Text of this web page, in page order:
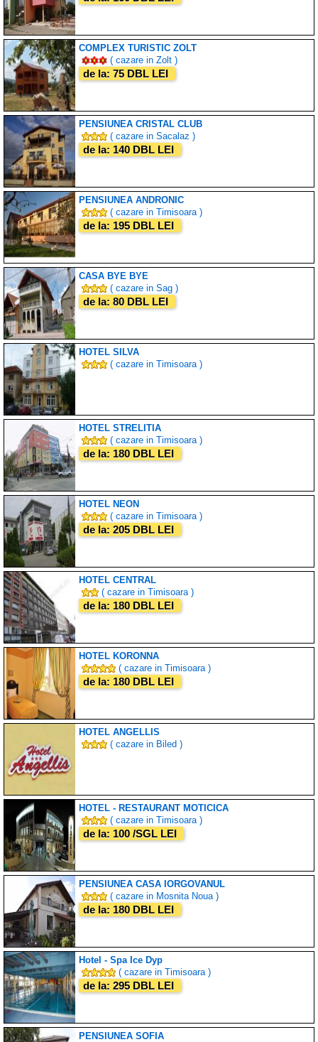
COMPLEX TURISTIC ZOLT
( cazare in Zolt )
de la: 75 DBL LEI
PENSIUNEA CRISTAL CLUB
( cazare in Sacalaz )
de la: 140 DBL LEI
PENSIUNEA ANDRONIC
( cazare in Timisoara )
de la: 195 DBL LEI
CASA BYE BYE
( cazare in Sag )
de la: 80 DBL LEI
HOTEL SILVA
( cazare in Timisoara )
HOTEL STRELITIA
( cazare in Timisoara )
de la: 180 DBL LEI
HOTEL NEON
( cazare in Timisoara )
de la: 205 DBL LEI
HOTEL CENTRAL
( cazare in Timisoara )
de la: 180 DBL LEI
HOTEL KORONNA
( cazare in Timisoara )
de la: 180 DBL LEI
HOTEL ANGELLIS
( cazare in Biled )
HOTEL - RESTAURANT MOTICICA
( cazare in Timisoara )
de la: 100 /SGL LEI
PENSIUNEA CASA IORGOVANUL
( cazare in Mosnita Noua )
de la: 180 DBL LEI
Hotel - Spa Ice Dyp
( cazare in Timisoara )
de la: 295 DBL LEI
PENSIUNEA SOFIA